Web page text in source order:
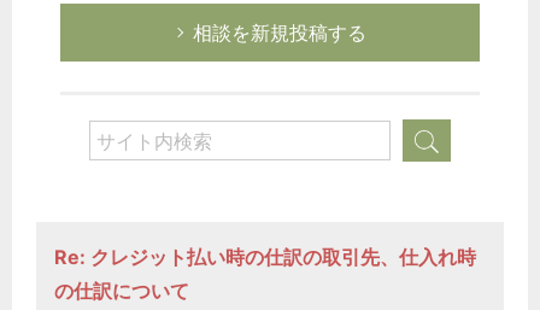
相談を新規投稿する
Re: クレジット払い時の仕訳の取引先、仕入れ時
の仕訳について